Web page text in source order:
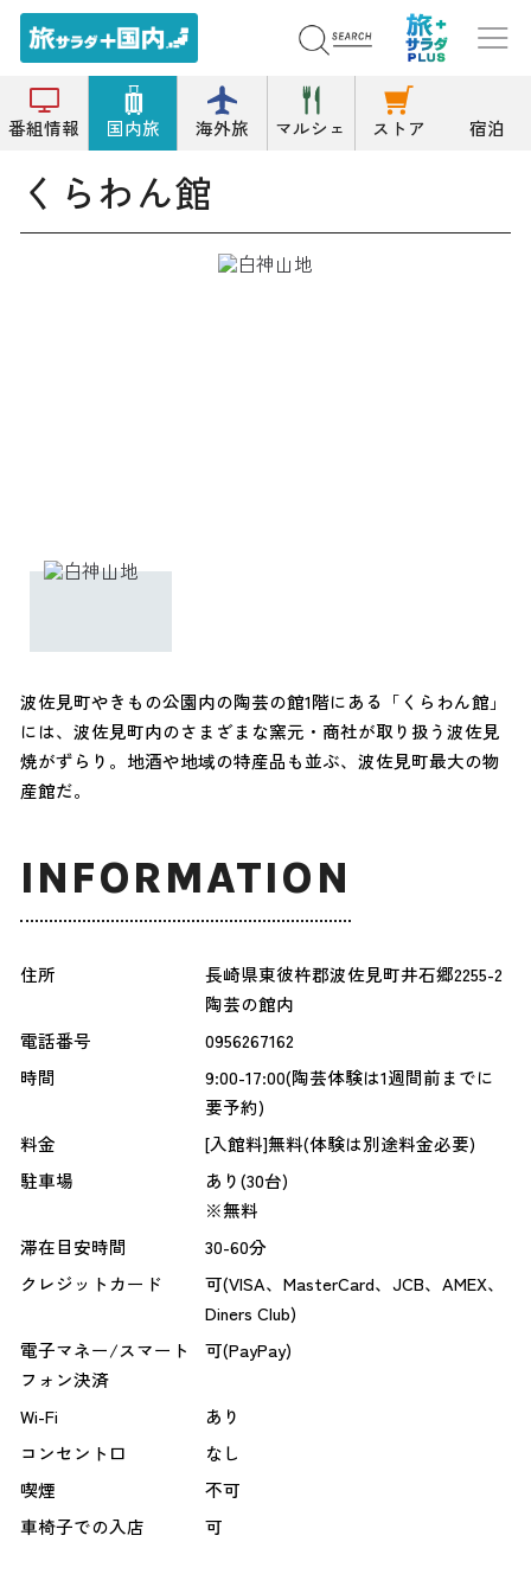
番組情報 国内旅 海外旅 マルシェ ストア 宿泊
トップ その他店舗 くらわん館
くらわん館
波佐見町やきもの公園内の陶芸の館1階にある「くらわん館」
には、波佐見町内のさまざまな窯元・商社が取り扱う波佐見
焼がずらり。地酒や地域の特産品も並ぶ、波佐見町最大の物
産館だ。
INFORMATION
住所
長崎県東彼杵郡波佐見町井石郷2255-2
陶芸の館内
電話番号
0956267162
時間
9:00-17:00(陶芸体験は1週間前までに
要予約)
料金
[入館料]無料(体験は別途料金必要)
駐車場
あり(30台)
※無料
滞在目安時間
30-60分
クレジットカード
可(VISA、MasterCard、JCB、AMEX、
Diners Club)
電子マネー/スマート
フォン決済
可(PayPay)
Wi-Fi
あり
コンセント口
なし
喫煙
不可
車椅子での入店
可